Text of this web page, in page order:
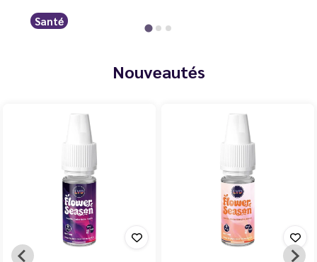
Santé
Nouveautés